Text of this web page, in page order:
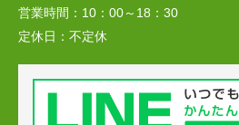
営業時間： 10：00～18：30
定休日： 不定休